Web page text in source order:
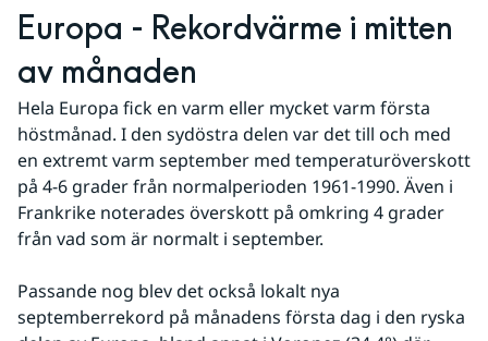
Europa - Rekordvärme i mitten
av månaden
Hela Europa fick en varm eller mycket varm första
höstmånad. I den sydöstra delen var det till och med
en extremt varm september med temperaturöverskott
på 4-6 grader från normalperioden 1961-1990. Även i
Frankrike noterades överskott på omkring 4 grader
från vad som är normalt i september.
Passande nog blev det också lokalt nya
septemberrekord på månadens första dag i den ryska